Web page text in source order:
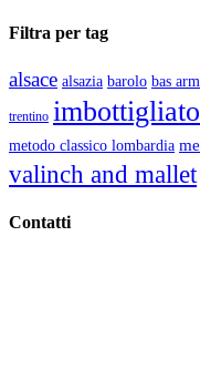
Filtra per tag
alsace alsazia barolo bas
trentino
metodo classico lombardia
valinch and mallet
Contatti